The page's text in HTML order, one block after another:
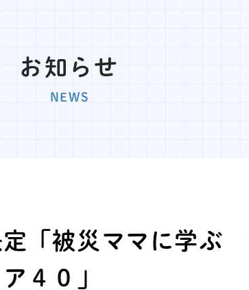
お知らせ
NEWS
「被災ママに学ぶ
４０」